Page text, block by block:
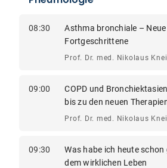
08:30
Asthma bronchiale –
Fortgeschrittene
Prof. Dr. med. Nikolaus
09:00
COPD und
bis zu den neuen
Prof. Dr. med. Nikolaus
09:30
Was habe ich heute schon
dem wirklichen Leben